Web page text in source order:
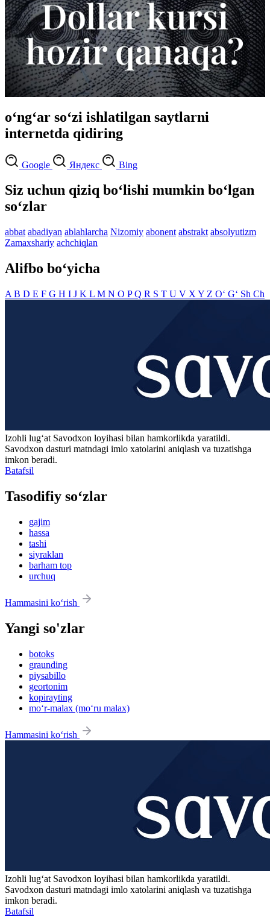
o‘ng‘ar so‘zi ishlatilgan saytlarni
internetda qidiring
Google Яндекс Bing
Siz uchun qiziq bo‘lishi mumkin bo‘lgan
so‘zlar
abbat abadiyan ablahlarcha Nizomiy abonent abstrakt absolyutizm
Zamaxshariy achchiqlan
Alifbo bo‘yicha
A B D E F G H I J K L M N O PQ R S T U V X Y Z O‘ G‘ Sh Ch
Izohli lugʻat Savodxon loyihasi bilan hamkorlikda yaratildi.
Savodxon dasturi matndagi imlo xatolarini aniqlash va tuzatishga
imkon beradi.
Batafsil
Tasodifiy so‘zlar
gajim
hassa
tashi
siyraklan
barham top
urchuq
Hammasini ko‘rish
Yangi so'zlar
botoks
graunding
piysabillo
geortonim
kopirayting
mo‘r-malax (mo‘ru malax)
Hammasini ko‘rish
Izohli lugʻat Savodxon loyihasi bilan hamkorlikda yaratildi.
Savodxon dasturi matndagi imlo xatolarini aniqlash va tuzatishga
imkon beradi.
Batafsil